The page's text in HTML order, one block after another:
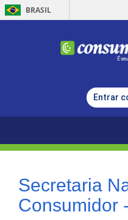
BRASIL
Entrar
Secretaria
Consumidor